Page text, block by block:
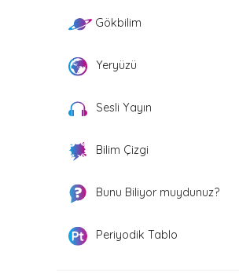
Gökbilim
Yeryüzü
Sesli Yayın
Bilim Çizgi
Bunu Biliyor muydunuz?
Periyodik Tablo